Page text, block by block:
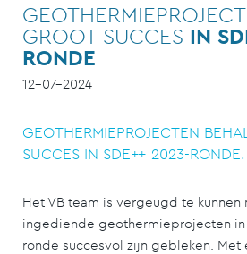
GROOT SUCCES IN
RONDE
12-07-2024
GEOTHERMIEPROJECTEN
SUCCES IN SDE++ 2023-RONDE.
Het VB team is vergeugd te
ingediende geothermieprojecten in
ronde succesvol zijn gebleken.